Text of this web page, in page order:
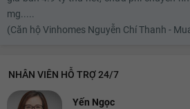
mg.....
(Căn hộ Vinhomes Nguyễn Chí Thanh -
NHÂN VIÊN HỖ TRỢ 24/7
Yến Ngọc